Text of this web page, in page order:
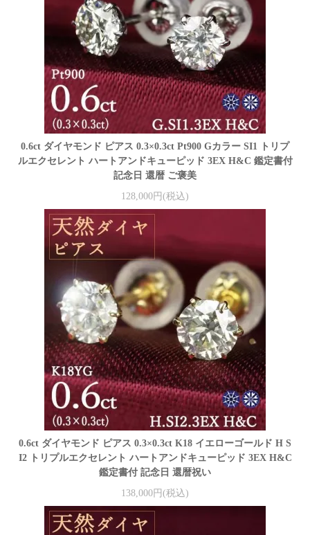
0.6ct ダイヤモンド ピアス 0.3×0.3ct Pt900 Gカラー SI1 トリプ
ルエクセレント ハートアンドキューピッド 3EX H&C 鑑定書付
記念日 還暦 ご褒美
128,000円(税込)
0.6ct ダイヤモンド ピアス 0.3×0.3ct K18 イエローゴールド H S
I2 トリプルエクセレント ハートアンドキューピッド 3EX H&C
鑑定書付 記念日 還暦祝い
138,000円(税込)